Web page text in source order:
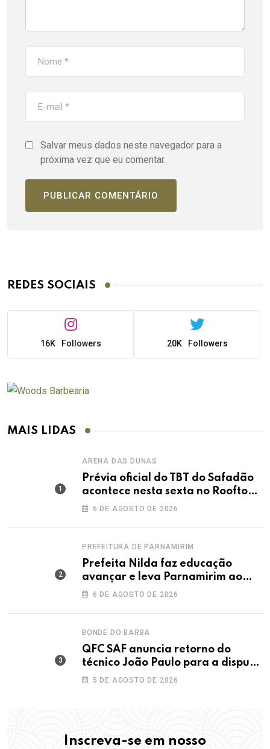
Salvar meus dados neste navegador para a
próxima vez que eu comentar.
REDES SOCIAIS
16K Followers 20K Followers
MAIS LIDAS
ARENA DAS DUNAS
Prévia oficial do TBT do Safadão
acontece nesta sexta no Rooftop
Dunas
6 DE AGOSTO DE 2026
PREFEITURA DE PARNAMIRIM
Prefeita Nilda faz educação
avançar e leva Parnamirim ao
maior IDEB da história dos anos
6 DE AGOSTO DE 2026
BONDE DO BARBA
QFC SAF anuncia retorno do
técnico João Paulo para a disputa
da elite do Campeonato Potiguar
5 DE AGOSTO DE 2026
Inscreva-se em nosso